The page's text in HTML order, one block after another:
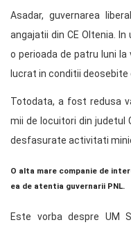
Asadar, guvernarea
angajatii din CE Oltenia.
o perioada de patru luni
lucrat in conditii deosebite
Totodata, a fost redusa
mii de locuitori din judetul
desfasurate activitati
O alta mare companie de
ea de atentia guvernarii PNL.
Este vorba despre UM